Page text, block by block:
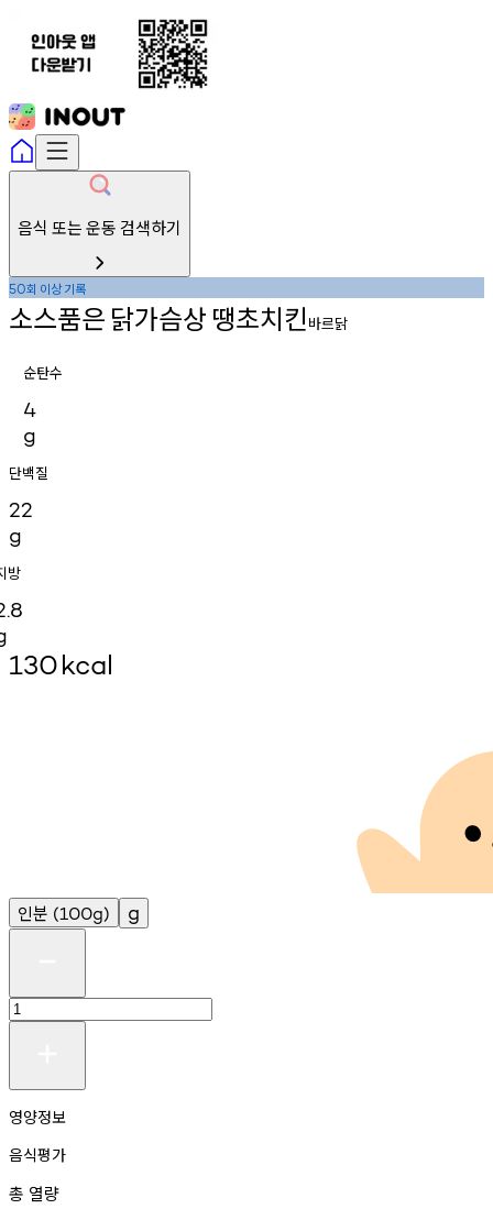
음식 또는 운동 검색하기
50회 이상기록
소스품은 닭가슴상 땡초치킨 바르닭
순탄수
4
g
단백질
22
g
방
130kcal
인분 (100g) g
영양정보
음식평가
총 열량